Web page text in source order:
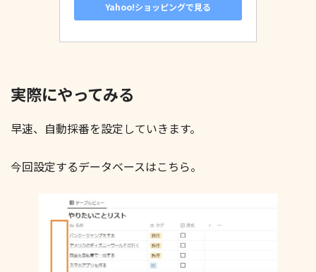
Yahoo!ショッピングで見る
実際にやってみる
早速、自動採番を設定していきます。
今回設定するデータベースはこちら。